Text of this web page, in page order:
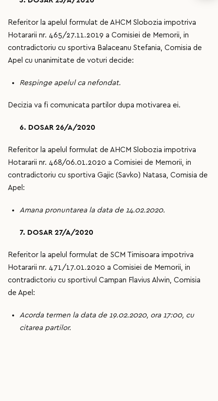
Referitor la apelul formulat de AHCM Slobozia impotriva
Hotararii nr. 465/27.11.2019 a Comisiei de Memorii, in
contradictoriu cu sportiva Balaceanu Stefania, Comisia de
Apel cu unanimitate de voturi decide:
Respinge apelul ca nefondat.
Decizia va fi comunicata partilor dupa motivarea ei.
6. DOSAR 26/A/2020
Referitor la apelul formulat de AHCM Slobozia impotriva
Hotararii nr. 468/06.01.2020 a Comisiei de Memorii, in
contradictoriu cu sportiva Gajic (Savko) Natasa, Comisia de
Apel:
Amana pronuntarea la data de 14.02.2020.
7. DOSAR 27/A/2020
Referitor la apelul formulat de SCM Timisoara impotriva
Hotararii nr. 471/17.01.2020 a Comisiei de Memorii, in
contradictoriu cu sportivul Campan Flavius Alwin, Comisia
de Apel:
Acorda termen la data de 19.02.2020, ora 17:00, cu
citarea partilor.